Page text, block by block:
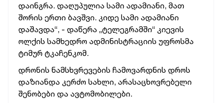
დაინგრა. დაღუპულია სამი ადამიანი, მათ
შორის ერთი ბავშვი. კიდე სამი ადამიანი
დაშავდა“, - დაწერა „ტელეგრამში“ კიევის
ოლქის სამხედრო ადმინისტრაციის უფროსმა
ტიმურ ტკაჩენკომ.
დრონის ნამსხვრევების ჩამოვარდნის დროს
დაზიანდა კერძო სახლი, არასაცხოვრებელი
შენობები და ავტომობილები.